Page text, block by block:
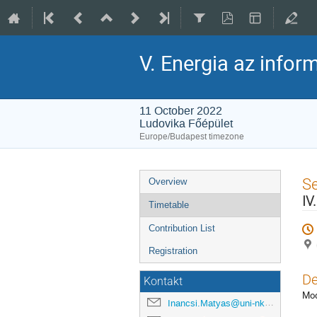
V. Energia az
11 October 2022
Ludovika Főépület
Europe/Budapest timezone
Event
menu
Overview
Timetable
Contribution List
Registration
Kontakt
Inancsi.Matyas@uni-nke.hu